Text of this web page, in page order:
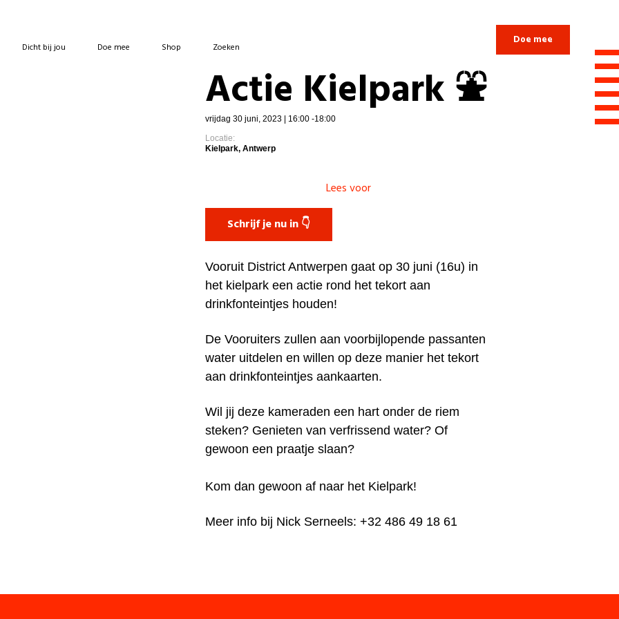
Dicht bij jou Doe mee Shop Zoeken
Doe mee
Actie Kielpark ⛲
vrijdag 30 juni, 2023 | 16:00 -18:00
Locatie:
Kielpark, Antwerp
Lees voor
Schrijf je nu in 👇
Vooruit District Antwerpen gaat op 30 juni (16u) in
het kielpark een actie rond het tekort aan
drinkfonteintjes houden!
De Vooruiters zullen aan voorbijlopende passanten
water uitdelen en willen op deze manier het tekort
aan drinkfonteintjes aankaarten.
Wil jij deze kameraden een hart onder de riem
steken? Genieten van verfrissend water? Of
gewoon een praatje slaan?
Kom dan gewoon af naar het Kielpark!
Meer info bij Nick Serneels: +32 486 49 18 61